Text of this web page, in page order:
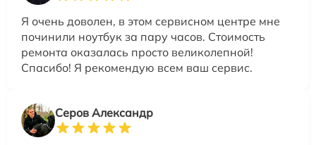
Я очень доволен, в этом сервисном центре мне
починили ноутбук за пару часов. Стоимость
ремонта оказалась просто великолепной!
Спасибо! Я рекомендую всем ваш сервис.
Серов Александр